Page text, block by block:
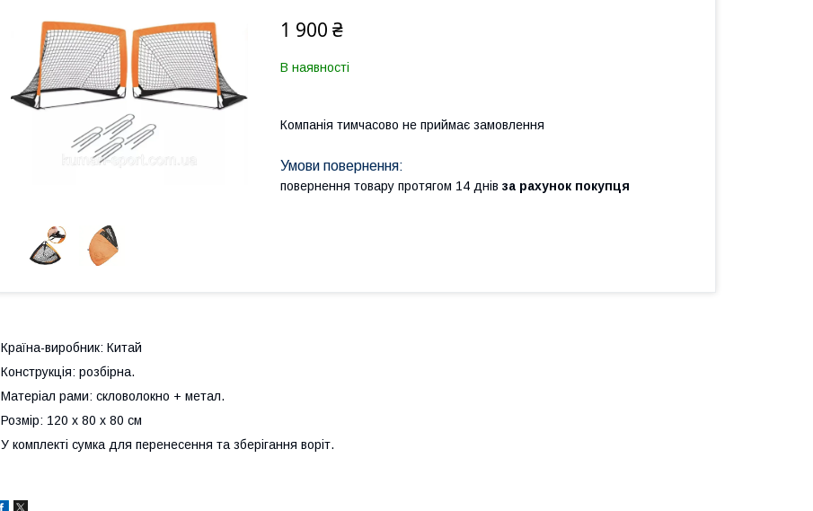
1 900 ₴
В наявності
Компанія тимчасово не приймає замовлення
повернення товару протягом 14 днів за рахунок покупця
Країна-виробник: Китай
Конструкція: розбірна.
Матеріал рами: скловолокно + метал.
Розмір: 120 х 80 х 80 см
У комплекті сумка для перенесення та зберігання воріт.